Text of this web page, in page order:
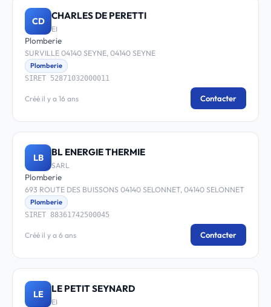
CD CHARLES DE PERETTI
EI
Plomberie
SURVILLE 04140 SEYNE, 04140 SEYNE
Plomberie
SIRET 52871032000011
Créé il y a 16 ans Contacter
LB BL ENERGIE THERMIE
SARL
Plomberie
693 ROUTE DES BUISSONS 04140 SELONNET, 04140 SELONNET
Plomberie
SIRET 88361742500045
Créé il y a 6 ans Contacter
LE LE PETIT SEYNARD
EI